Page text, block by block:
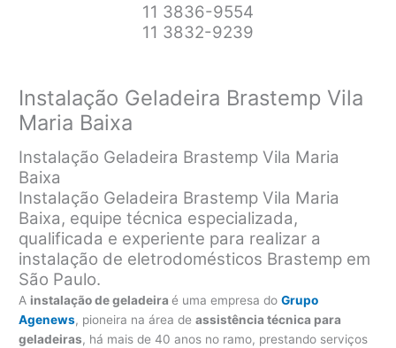
11 3836-9554
11 3832-9239
Instalação Geladeira Brastemp Vila
Maria Baixa
Instalação Geladeira Brastemp Vila Maria
Baixa
Instalação Geladeira Brastemp Vila Maria
Baixa, equipe técnica especializada,
qualificada e experiente para realizar a
instalação de eletrodomésticos Brastemp em
São Paulo.
A instalação de geladeiraé uma empresa doGrupo
Agenews, pioneira na área deassistência técnica para
geladeiras, há mais de 40 anos no ramo, prestando serviços